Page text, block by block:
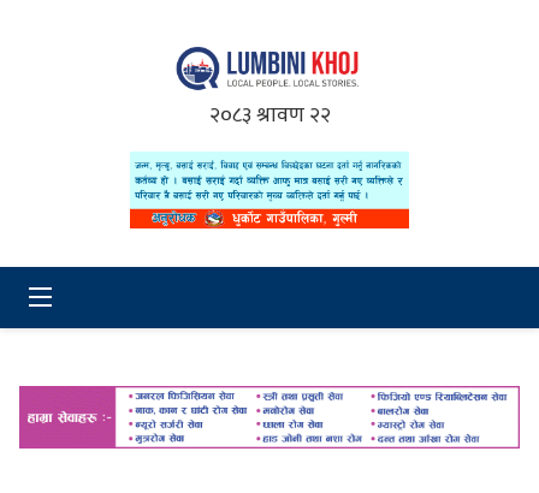
२०८३ श्रावण २२